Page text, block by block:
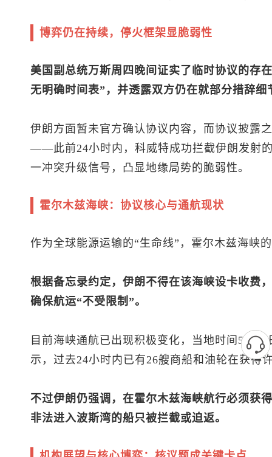
博弈仍在持续，停火框架显脆弱性
美国副总统万斯周四晚间证实了临时协议的存
无明确时间表”，并透露双方仍在就部分措辞细
伊朗方面暂未官方确认协议内容，而协议披露
——此前24小时内，科威特成功拦截伊朗发射
一冲突升级信号，凸显地缘局势的脆弱性。
霍尔木兹海峡：协议核心与通航现状
作为全球能源运输的“生命线”，霍尔木兹海峡
根据备忘录约定，伊朗不得在该海峡设卡收费
确保航运“不受限制”。
目前海峡通航已出现积极变化，当地时间5月
示，过去24小时内已有26艘商船和油轮在获得
不过伊朗仍强调，在霍尔木兹海峡航行必须获
非法进入波斯湾的船只被拦截或迫返。